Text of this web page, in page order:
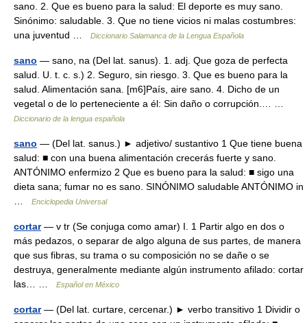
sano. 2. Que es bueno para la salud: El deporte es muy sano.
Sinónimo: saludable. 3. Que no tiene vicios ni malas costumbres:
una juventud …
Diccionario Salamanca de la Lengua Española
sano — sano, na (Del lat. sanus). 1. adj. Que goza de perfecta
salud. U. t. c. s.) 2. Seguro, sin riesgo. 3. Que es bueno para la
salud. Alimentación sana. [m6]País, aire sano. 4. Dicho de un
vegetal o de lo perteneciente a él: Sin daño o corrupción.… …
Diccionario de la lengua española
sano — (Del lat. sanus.) ► adjetivo/ sustantivo 1 Que tiene buena
salud: ■ con una buena alimentación crecerás fuerte y sano.
ANTÓNIMO enfermizo 2 Que es bueno para la salud: ■ sigo una
dieta sana; fumar no es sano. SINÓNIMO saludable ANTÓNIMO in
Enciclopedia Universal
cortar— v tr (Se conjuga como amar) I. 1 Partir algo en dos o
más pedazos, o separar de algo alguna de sus partes, de manera
que sus fibras, su trama o su composición no se dañe o se
destruya, generalmente mediante algún instrumento afilado: cortar
las… …
Español en México
cortar— (Del lat. curtare, cercenar.) ► verbo transitivo 1 Dividir o